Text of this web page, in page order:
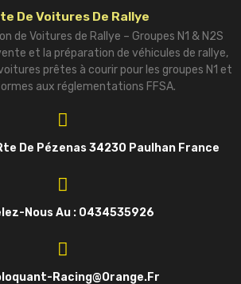
De Voitures De Rallye
de Voitures de Rallye – Groupes N1 & N2S
et la préparation de véhicules de rallye,
prêtes à courir pour les groupes N1 et
aux réglementations FFSA.
De Pézenas 34230 Paulhan France
Nous Au : 0434535926
Racing@orange.fr